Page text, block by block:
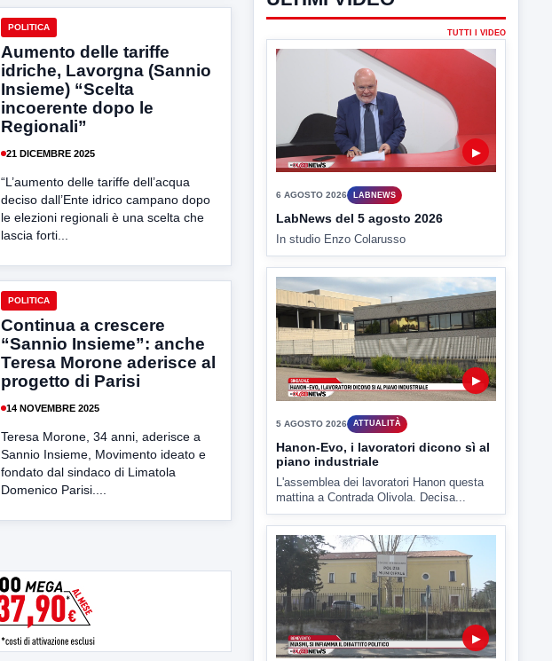
POLITICA
Aumento delle tariffe
idriche, Lavorgna (Sannio
Insieme) “Scelta
incoerente dopo le
Regionali”
21 DICEMBRE 2025
“L’aumento delle tariffe dell’acqua
deciso dall’Ente idrico campano dopo
le elezioni regionali è una scelta che
lascia forti...
POLITICA
Continua a crescere
“Sannio Insieme”: anche
Teresa Morone aderisce al
progetto di Parisi
14 NOVEMBRE 2025
Teresa Morone, 34 anni, aderisce a
Sannio Insieme, Movimento ideato e
fondato dal sindaco di Limatola
Domenico Parisi....
ULTIMI VIDEO
TUTTI I VIDEO
LabNews del 5 agosto 2026
In studio Enzo Colarusso
▶
Hanon-Evo, i lavoratori dicono sì al
piano industriale
L'assemblea dei lavoratori Hanon questa
mattina a Contrada Olivola. Decisa...